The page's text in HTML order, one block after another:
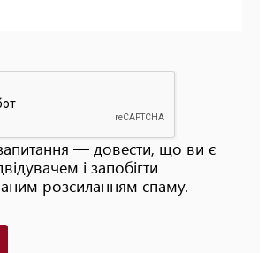
— довести, що ви є
і запобігти
розсиланням спаму.